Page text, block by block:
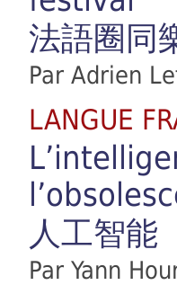
法語圈同
Par Adrien
LANGUE
人工智能
Par Yann